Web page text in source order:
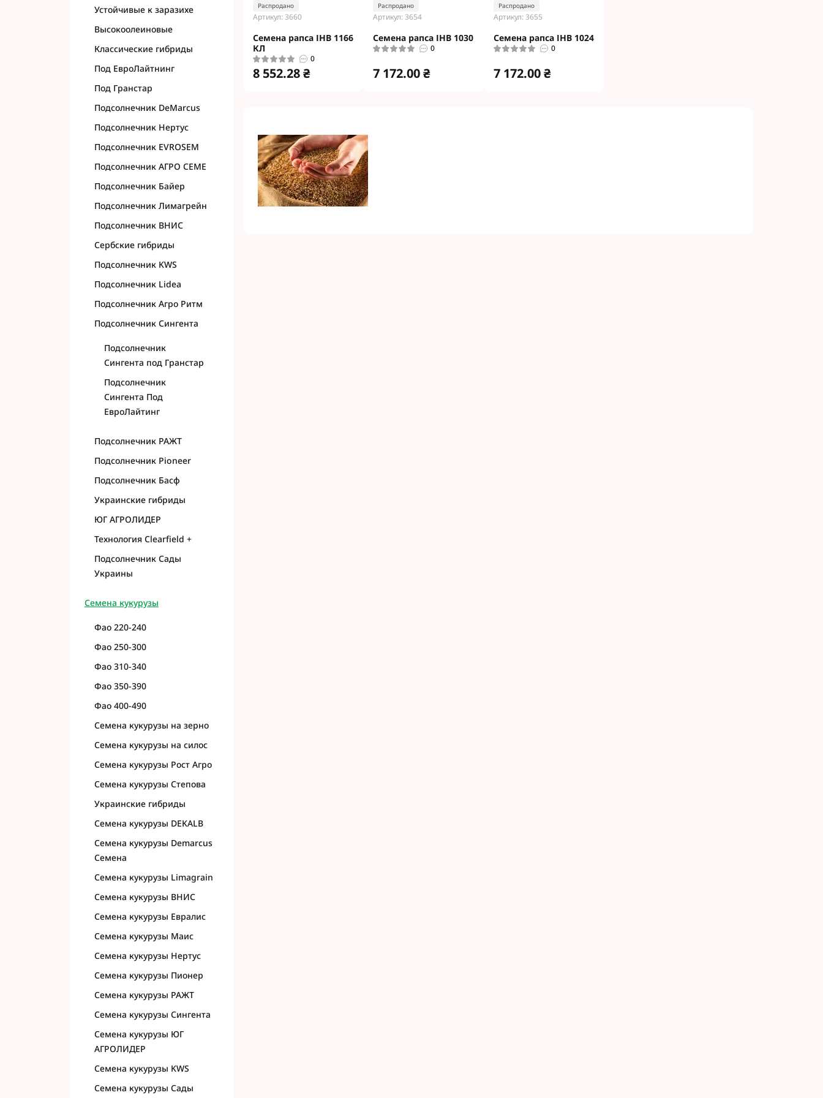
Устойчивые к заразихе
Высокоолеиновые
Классические гибриды
Под ЕвроЛайтнинг
Под Гранстар
Подсолнечник DeMarcus
Подсолнечник Нертус
Подсолнечник EVROSEM
Подсолнечник АГРО СЕМЕ
Подсолнечник Байер
Подсолнечник Лимагрейн
Подсолнечник ВНИС
Сербские гибриды
Подсолнечник KWS
Подсолнечник Lidea
Подсолнечник Агро Ритм
Подсолнечник Сингента
Подсолнечник
Сингента под Гранстар
Подсолнечник
Сингента Под
ЕвроЛайтинг
Подсолнечник РАЖТ
Подсолнечник Pioneer
Подсолнечник Басф
Украинские гибриды
ЮГ АГРОЛИДЕР
Технология Clearfield +
Подсолнечник Сады
Украины
Семена кукурузы
Фао 220-240
Фао 250-300
Фао 310-340
Фао 350-390
Фао 400-490
Семена кукурузы на зерно
Семена кукурузы на силос
Семена кукурузы Рост Агро
Семена кукурузы Степова
Украинские гибриды
Семена кукурузы DEKALB
Семена кукурузы Demarcus
Семена
Семена кукурузы Limagrain
Семена кукурузы ВНИС
Семена кукурузы Евралис
Семена кукурузы Маис
Семена кукурузы Нертус
Семена кукурузы Пионер
Семена кукурузы РАЖТ
Семена кукурузы Сингента
Семена кукурузы ЮГ
АГРОЛИДЕР
Семена кукурузы KWS
Семена кукурузы Сады
Распродано
Артикул: 3660
Семена рапса ІНВ 1166
КЛ
0
8 552.28 ₴
Распродано
Артикул: 3654
Семена рапса ІНВ 1030
0
7 172.00 ₴
Распродано
Артикул: 3655
Семена рапса ІНВ 1024
0
7 172.00 ₴